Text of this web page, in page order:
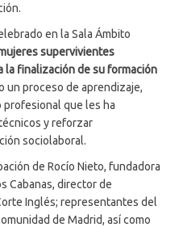
en la Sala Ámbito
supervivientes
la finalización de su formación
un proceso de aprendizaje,
que les ha
y reforzar
sociolaboral.
de Rocío Nieto, fundadora
Cabanas, director de
Inglés; representantes del
de Madrid, así como